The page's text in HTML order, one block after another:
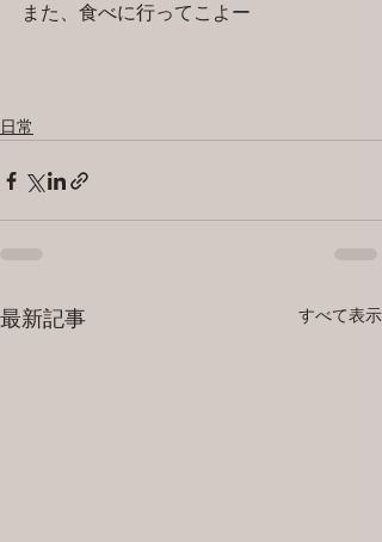
また、食べに行ってこよー
日常
最新記事 すべて表示